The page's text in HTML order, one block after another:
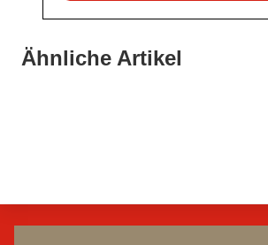
Ähnliche Artikel
20. Juli 2026